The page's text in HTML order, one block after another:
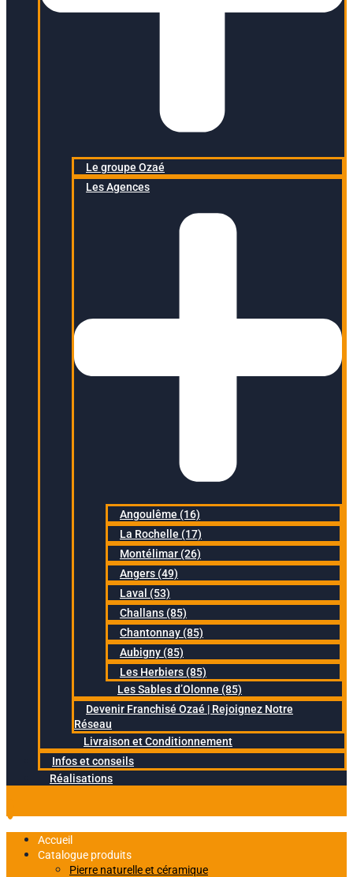
Le groupe Ozaé
Les Agences
Angoulême (16)
La Rochelle (17)
Montélimar (26)
Angers (49)
Laval (53)
Challans (85)
Chantonnay (85)
Aubigny (85)
Les Herbiers (85)
Les Sables d’Olonne (85)
Devenir Franchisé Ozaé | Rejoignez Notre
Réseau
Livraison et Conditionnement
Infos et conseils
Réalisations
Accueil
Catalogue produits
Pierre naturelle et céramique